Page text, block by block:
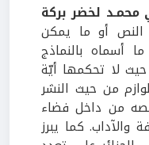
لخضر بركة
أو ما يمكن
أسماه بالنماذج
لا تحكمها أيّة
من حيث النشر
نصه من داخل فضاء
والآداب. كما يبرز